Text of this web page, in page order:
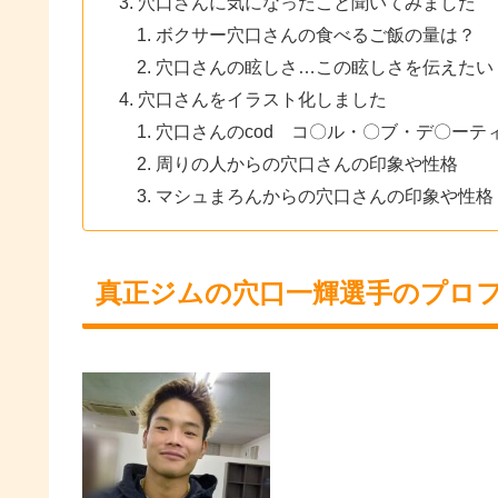
ボクサー穴口さんの食べるご飯の量は？
穴口さんの眩しさ…この眩しさを伝えたい
穴口さんをイラスト化しました
穴口さんのcod コ〇ル・〇ブ・デ〇ーテ
周りの人からの穴口さんの印象や性格
マシュまろんからの穴口さんの印象や性格
真正ジムの穴口一輝選手のプロ